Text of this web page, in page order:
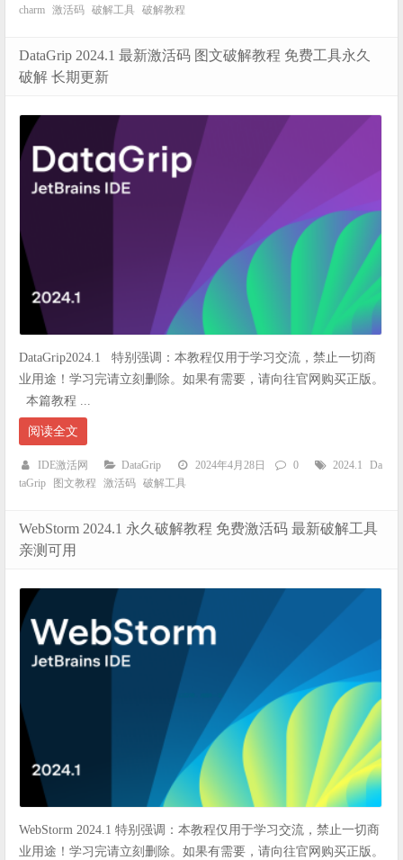
charm 激活码 破解工具 破解教程
DataGrip 2024.1 最新激活码 图文破解教程 免费工具永久
破解 长期更新
DataGrip2024.1 特别强调：本教程仅用于学习交流，禁止一切商
业用途！学习完请立刻删除。如果有需要，请向往官网购买正版。
本篇教程 ...
阅读全文
IDE激活网 DataGrip 2024年4月28日 0 2024.1
Da
taGrip
图文教程 激活码 破解工具
WebStorm 2024.1 永久破解教程 免费激活码 最新破解工具
亲测可用
WebStorm 2024.1 特别强调：本教程仅用于学习交流，禁止一切商
业用途！学习完请立刻删除。如果有需要，请向往官网购买正版。